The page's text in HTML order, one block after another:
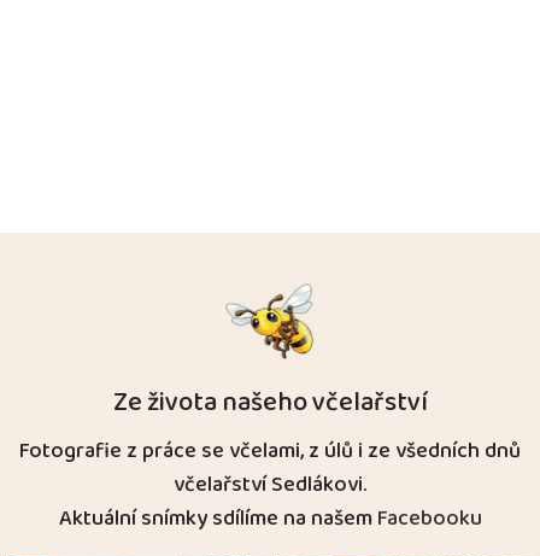
Ze života našeho včelařství
Fotografie z práce se včelami, z úlů i ze všedních dnů
včelařství Sedlákovi.
Aktuální snímky sdílíme na našemFacebooku